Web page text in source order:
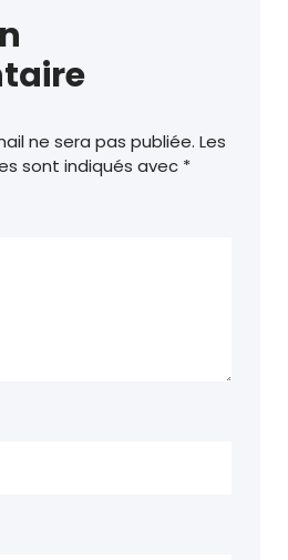
ne sera pas publiée. Les
sont indiqués avec *